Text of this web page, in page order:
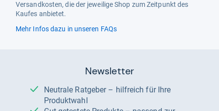
Versandkosten, die der jeweilige Shop zum Zeitpunkt des
Kaufes anbietet.
Mehr Infos dazu in unseren FAQs
Newsletter
Neutrale Ratgeber – hilfreich für Ihre
Produktwahl